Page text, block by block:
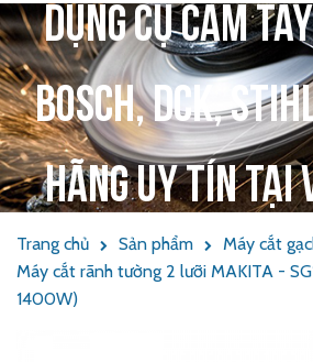
Dụng cụ cầm
Bosch, DCK,
hãng uy tín tại
Trang chủ Sản phẩm
Máy cắt
Máy cắt rãnh tường 2 lưỡi MAKITA -
1400W)